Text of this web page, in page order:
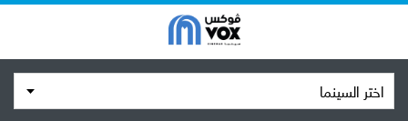
اختر السينما